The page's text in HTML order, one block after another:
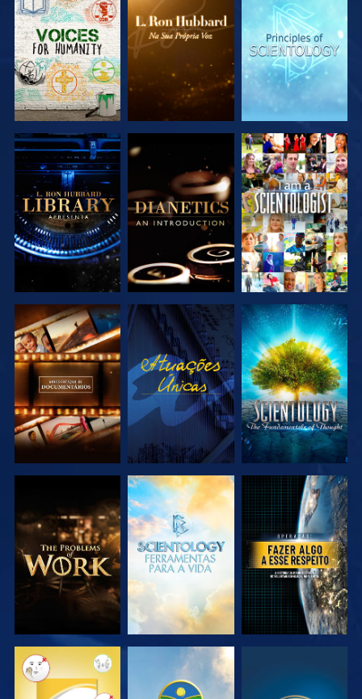
EXPLORAR A
SÉRIE
EXPLORAR A
SÉRIE
EXPLORAR A
SÉRIE
EXPLORAR A
SÉRIE
EXPLORAR A
SÉRIE
VER
EXPLORAR A
SÉRIE
VER
EXPLORAR A
SÉRIE
EXPLORAR A
SÉRIE
EXPLORAR A
SÉRIE
VER
VER VER VER